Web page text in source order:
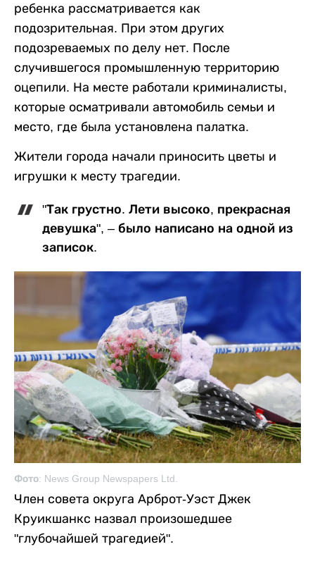
ребенка рассматривается как
подозрительная. При этом других
подозреваемых по делу нет. После
случившегося промышленную территорию
оцепили. На месте работали криминалисты,
которые осматривали автомобиль семьи и
место, где была установлена палатка.
Жители города начали приносить цветы и
игрушки к месту трагедии.
"Так грустно. Лети высоко, прекрасная
девушка", – было написано на одной из
записок.
Фото: News Group Newspapers Ltd.
Член совета округа Арброт-Уэст Джек
Круикшанкс назвал произошедшее
"глубочайшей трагедией".